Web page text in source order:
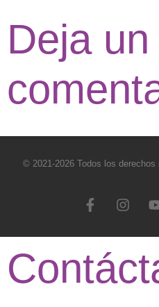
Deja un
© 2021-2026 Todos los